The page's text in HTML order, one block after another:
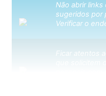
Não abrir
sugeridos por
Verificar o
Ficar atentos